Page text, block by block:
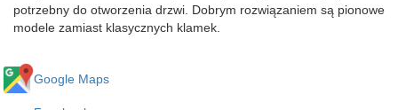
potrzebny do otworzenia drzwi. Dobrym rozwiązaniem są pionowe
modele zamiast klasycznych klamek.
Google Maps